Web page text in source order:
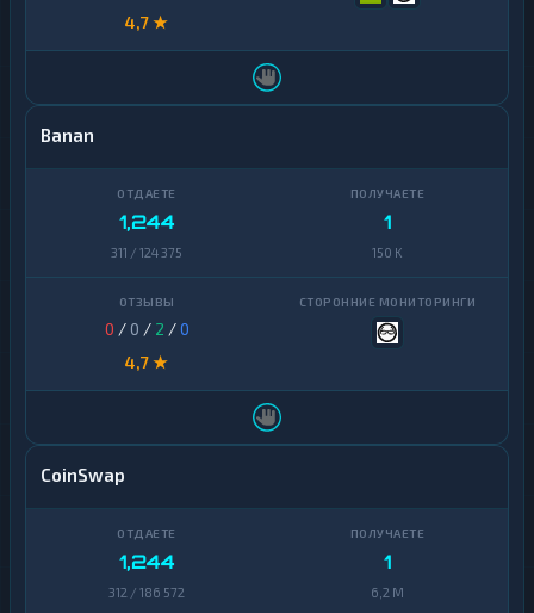
4,7 ★
Banan
1,244
311 / 124 375
1
150 K
0 / 0 / 2 /0
4,7 ★
CoinSwap
1,244
312 / 186 572
1
6,2 M